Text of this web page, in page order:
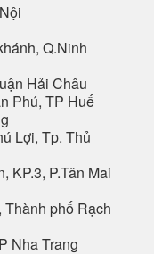
Q.Ninh
Hải Châu
Phú, TP Huế
Lợi, Tp. Thủ
KP.3, P.Tân Mai
Thành phố Rạch
Nha Trang